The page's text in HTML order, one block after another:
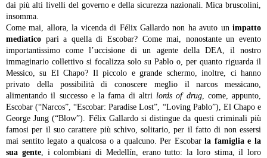
dai più alti livelli del governo e della sicurezza nazionali. Mica bruscolini,
insomma.
Come mai, allora, la vicenda di Félix Gallardo non ha avuto un impatto
mediatico pari a quella di Escobar? Come mai, nonostante un evento
importantissimo come l’uccisione di un agente della DEA, il nostro
immaginario collettivo si focalizza solo su Pablo o, per quanto riguarda il
Messico, su El Chapo? Il piccolo e grande schermo, inoltre, ci hanno
privato della possibilità di conoscere meglio il narcos messicano,
alimentando il successo e la fama di altri lords of drug, come, appunto,
Escobar (“Narcos”, “Escobar: Paradise Lost”, “Loving Pablo”), El Chapo e
George Jung (“Blow”). Félix Gallardo si distingue da questi criminali più
famosi per il suo carattere più schivo, solitario, per il fatto di non essersi
mai sentito legato a qualcosa o a qualcuno. Per Escobarla famiglia e la
sua gente, i colombiani di Medellín, erano tutto: la loro stima, il loro